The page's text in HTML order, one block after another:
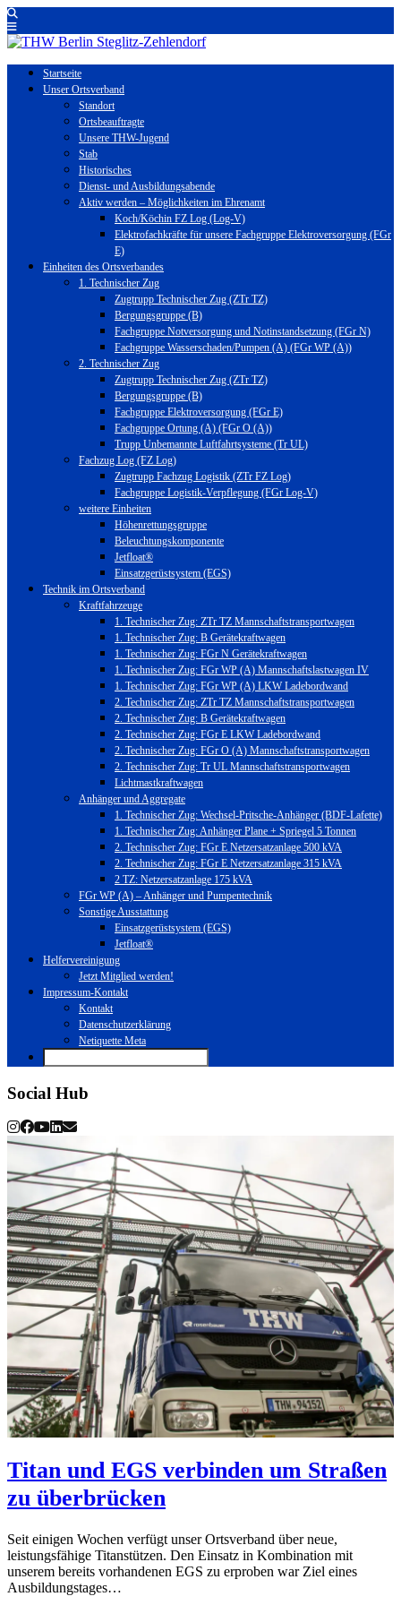
Startseite
Unser Ortsverband
Standort
Ortsbeauftragte
Unsere THW-Jugend
Stab
Historisches
Dienst- und Ausbildungsabende
Aktiv werden – Möglichkeiten im Ehrenamt
Koch/Köchin FZ Log (Log-V)
Elektrofachkräfte für unsere Fachgruppe Elektroversorgung (FGr
E)
Einheiten des Ortsverbandes
1. Technischer Zug
Zugtrupp Technischer Zug (ZTr TZ)
Bergungsgruppe (B)
Fachgruppe Notversorgung und Notinstandsetzung (FGr N)
Fachgruppe Wasserschaden/Pumpen (A) (FGr WP (A))
2. Technischer Zug
Zugtrupp Technischer Zug (ZTr TZ)
Bergungsgruppe (B)
Fachgruppe Elektroversorgung (FGr E)
Fachgruppe Ortung (A) (FGr O (A))
Trupp Unbemannte Luftfahrtsysteme (Tr UL)
Fachzug Log (FZ Log)
Zugtrupp Fachzug Logistik (ZTr FZ Log)
Fachgruppe Logistik-Verpflegung (FGr Log-V)
weitere Einheiten
Höhenrettungsgruppe
Beleuchtungskomponente
Jetfloat®
Einsatzgerüstsystem (EGS)
Technik im Ortsverband
Kraftfahrzeuge
1. Technischer Zug: ZTr TZ Mannschaftstransportwagen
1. Technischer Zug: B Gerätekraftwagen
1. Technischer Zug: FGr N Gerätekraftwagen
1. Technischer Zug: FGr WP (A) Mannschaftslastwagen IV
1. Technischer Zug: FGr WP (A) LKW Ladebordwand
2. Technischer Zug: ZTr TZ Mannschaftstransportwagen
2. Technischer Zug: B Gerätekraftwagen
2. Technischer Zug: FGr E LKW Ladebordwand
2. Technischer Zug: FGr O (A) Mannschaftstransportwagen
2. Technischer Zug: Tr UL Mannschaftstransportwagen
Lichtmastkraftwagen
Anhänger und Aggregate
1. Technischer Zug: Wechsel-Pritsche-Anhänger (BDF-Lafette)
1. Technischer Zug: Anhänger Plane + Spriegel 5 Tonnen
2. Technischer Zug: FGr E Netzersatzanlage 500 kVA
2. Technischer Zug: FGr E Netzersatzanlage 315 kVA
2 TZ: Netzersatzanlage 175 kVA
FGr WP (A) – Anhänger und Pumpentechnik
Sonstige Ausstattung
Einsatzgerüstsystem (EGS)
Jetfloat®
Helfervereinigung
Jetzt Mitglied werden!
Impressum-Kontakt
Kontakt
Datenschutzerklärung
Netiquette Meta
Social Hub
Titan und EGS verbinden um Straßen
zu überbrücken
Seit einigen Wochen verfügt unser Ortsverband über neue,
leistungsfähige Titanstützen. Den Einsatz in Kombination mit
unserem bereits vorhandenen EGS zu erproben war Ziel eines
Ausbildungstages…